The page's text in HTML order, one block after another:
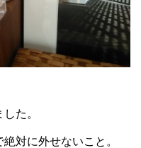
た。
対に外せないこと。